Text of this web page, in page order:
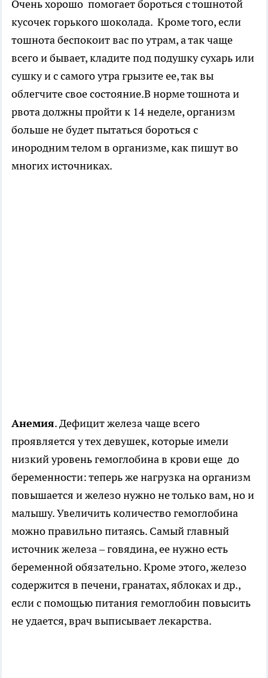
Очень хорошо помогает бороться с тошнотой
кусочек горького шоколада. Кроме того, если
тошнота беспокоит вас по утрам, а так чаще
всего и бывает, кладите под подушку сухарь или
сушку и с самого утра грызите ее, так вы
облегчите свое состояние.В норме тошнота и
рвота должны пройти к 14 неделе, организм
больше не будет пытаться бороться с
инородним телом в организме, как пишут во
многих источниках.
Анемия. Дефицит железа чаще всего
проявляется у тех девушек, которые имели
низкий уровень гемоглобина в крови еще до
беременности: теперь же нагрузка на организм
повышается и железо нужно не только вам, но и
малышу. Увеличить количество гемоглобина
можно правильно питаясь. Самый главный
источник железа – говядина, ее нужно есть
беременной обязательно. Кроме этого, железо
содержится в печени, гранатах, яблоках и др.,
если с помощью питания гемоглобин повысить
не удается, врач выписывает лекарства.